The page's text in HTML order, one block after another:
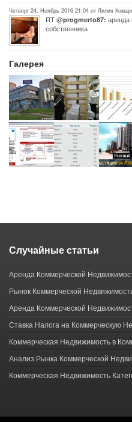
Четверг 24, Ноябрь 2016 21:04 от Лилия
RT @progmerto87: аренда
собственника
Галерея
Случайные статьи
Аренда Коммерческой
Рынок Коммерческой
Аренда Коммерческой
Ставка Налога на Коммерческую
Коммерческая Недвижимость в
Анализ Рынка Коммерческой
Коммерческая Недвижимость